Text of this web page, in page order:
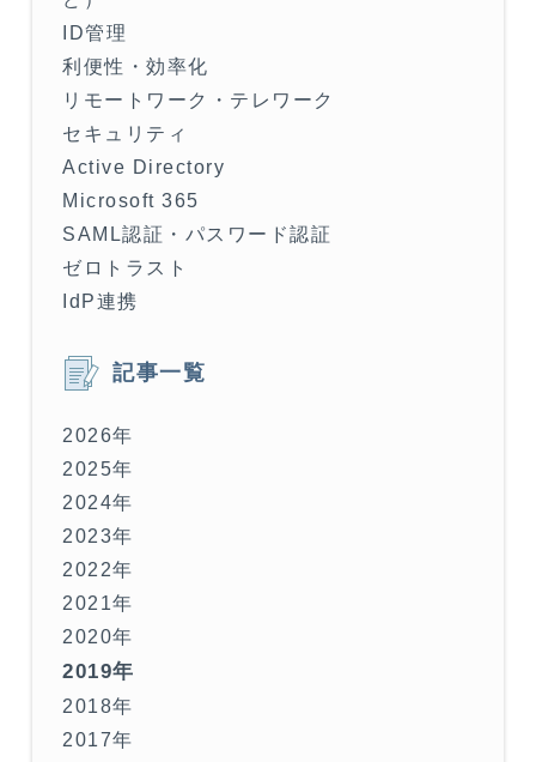
ID管理
利便性・効率化
リモートワーク・テレワーク
セキュリティ
Active Directory
Microsoft 365
SAML認証・パスワード認証
ゼロトラスト
IdP連携
記事一覧
2026年
2025年
2024年
2023年
2022年
2021年
2020年
2019年
2018年
2017年